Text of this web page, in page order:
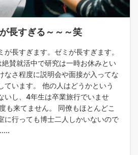
長すぎる～～～笑
長すぎます。ゼミが長すぎます。
賛就活中で研究は一時お休みとい
なさ程度に説明会や面接が入ってな
ています。 他の人はどうかという
いし、4年生は卒業旅行でいませ
も来てません。 同僚もほとんどこ
に行っても博士二人しかいないので